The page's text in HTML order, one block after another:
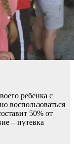
ребенка с
воспользоваться
50% от
– путевка